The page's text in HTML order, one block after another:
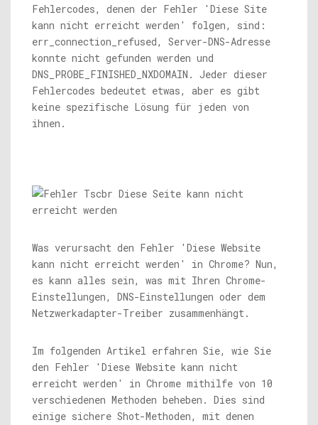
Fehlercodes, denen der Fehler 'Diese Site
kann nicht erreicht werden' folgen, sind:
err_connection_refused, Server-DNS-Adresse
konnte nicht gefunden werden und
DNS_PROBE_FINISHED_NXDOMAIN. Jeder dieser
Fehlercodes bedeutet etwas, aber es gibt
keine spezifische Lösung für jeden von
ihnen.
Was verursacht den Fehler 'Diese Website
kann nicht erreicht werden' in Chrome? Nun,
es kann alles sein, was mit Ihren Chrome-
Einstellungen, DNS-Einstellungen oder dem
Netzwerkadapter-Treiber zusammenhängt.
Im folgenden Artikel erfahren Sie, wie Sie
den Fehler 'Diese Website kann nicht
erreicht werden' in Chrome mithilfe von 10
verschiedenen Methoden beheben. Dies sind
einige sichere Shot-Methoden, mit denen